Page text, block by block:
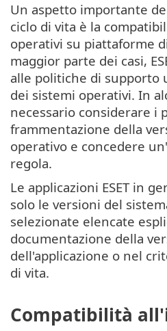
Un aspetto importante
ciclo di vita è la
operativi su piattaforme
maggior parte dei casi,
alle politiche di
dei sistemi operativi. In
necessario considerare i
frammentazione della
operativo e concedere
regola.
Le applicazioni ESET in
solo le versioni del
selezionate elencate
documentazione della
dell'applicazione o nel
di vita.
Compatibilità